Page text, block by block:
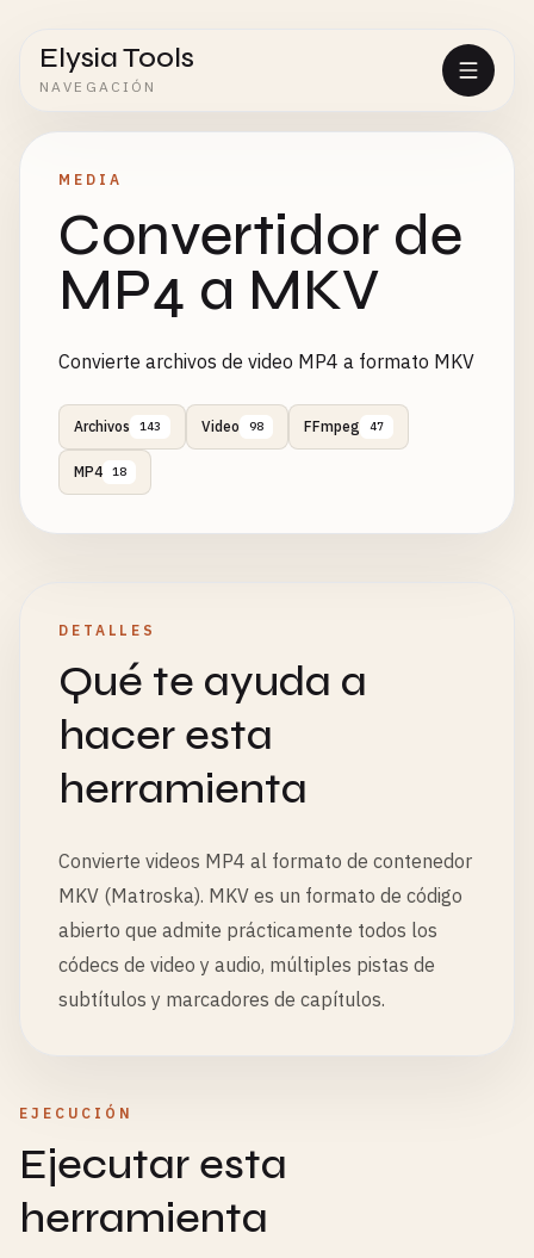
Elysia Tools
NAVEGACIÓN
MEDIA
Convertidor de
MP4 a MKV
Convierte archivos de video MP4 a formato MKV
Archivos 143 Video 98 FFmpeg 47
MP4 18
DETALLES
Qué te ayuda a
hacer esta
herramienta
Convierte videos MP4 al formato de contenedor
MKV (Matroska). MKV es un formato de código
abierto que admite prácticamente todos los
códecs de video y audio, múltiples pistas de
subtítulos y marcadores de capítulos.
EJECUCIÓN
Ejecutar esta
herramienta